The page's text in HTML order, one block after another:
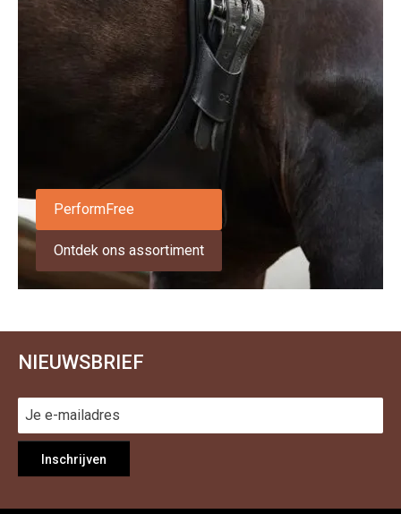
Ontdek ons assortiment
PerformFree
NIEUWSBRIEF
Inschrijven